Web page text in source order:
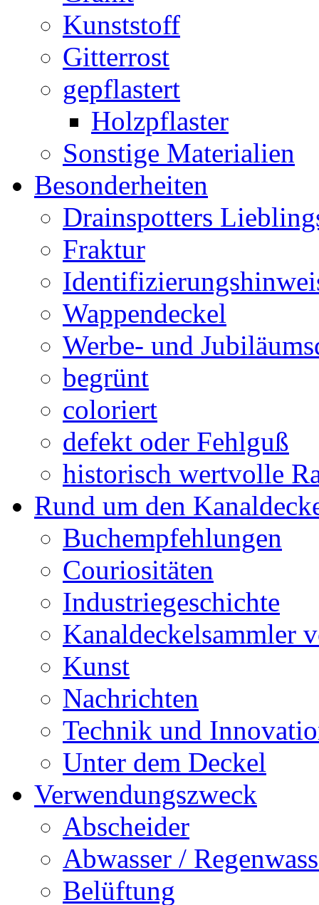
Kunststoff
Gitterrost
gepflastert
Holzpflaster
Sonstige Materialien
Besonderheiten
Drainspotters
Fraktur
Wappendeckel
Werbe- und
begrünt
coloriert
defekt oder Fehlguß
historisch wertvolle
Rund um den
Buchempfehlungen
Couriositäten
Industriegeschichte
Kanaldeckelsammler
Kunst
Nachrichten
Technik und
Unter dem Deckel
Verwendungszweck
Abscheider
Abwasser /
Belüftung